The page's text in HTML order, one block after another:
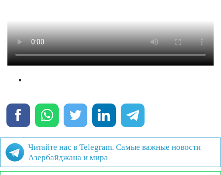
Читайте нас в Telegram. Самые важные новости
Азербайджана и мира